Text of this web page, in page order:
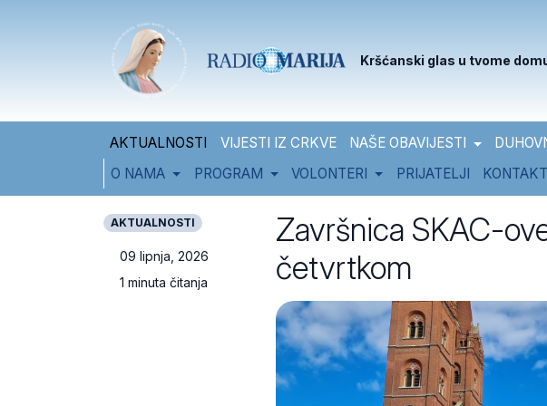
Kršćanski glas u tvome
AKTUALNOSTI VIJESTI IZ CRKVE NAŠE OBAVIJESTI
O NAMA
PROGRAM VOLONTERI PRIJATELJI KONTAKT
AKTUALNOSTI
09 lipnja, 2026
1 minuta čitanja
Završnica SKAC-
četvrtkom